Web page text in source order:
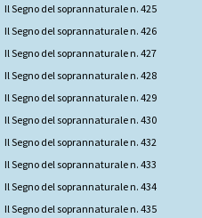
Il Segno del soprannaturale n. 425
Il Segno del soprannaturale n. 426
Il Segno del soprannaturale n. 427
Il Segno del soprannaturale n. 428
Il Segno del soprannaturale n. 429
Il Segno del soprannaturale n. 430
Il Segno del soprannaturale n. 432
Il Segno del soprannaturale n. 433
Il Segno del soprannaturale n. 434
Il Segno del soprannaturale n. 435